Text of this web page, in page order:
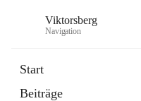
Viktorsberg
Navigation
Start
Beiträge